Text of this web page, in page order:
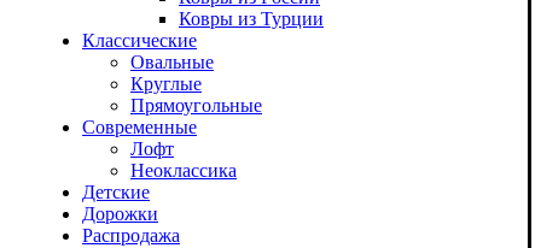
Ковры из Турции
Классические
Овальные
Круглые
Прямоугольные
Современные
Лофт
Неоклассика
Детские
Дорожки
Распродажа